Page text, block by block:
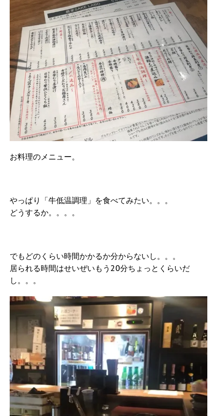
お料理のメニュー。
やっぱり「牛低温調理」を食べてみたい。。。
どうするか。。。。
でもどのくらい時間かかるか分からないし。。。
居られる時間はせいぜいもう20分ちょっとくらいだ
し。。。